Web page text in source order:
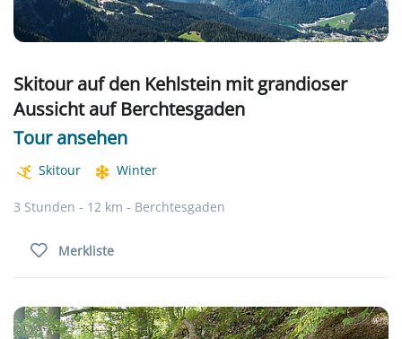
Skitour auf den Kehlstein mit grandioser
Aussicht auf Berchtesgaden
Tour ansehen
Skitour Winter
3 Stunden - 12 km - Berchtesgaden
Merkliste